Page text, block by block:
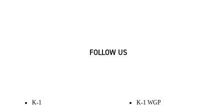
FOLLOW US
K-1 K-1 WGP